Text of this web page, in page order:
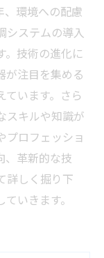
、環境への配慮
システムの導入
。技術の進化に
が注目を集める
います。さら
スキルや知識が
プロフェッショ
、革新的な技
詳しく掘り下
いきます。